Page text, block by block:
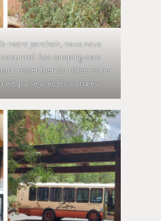
notre perchoir, nous nous
tunnel. Les camping-cars
rester bien au milieu et ne
passé avec les voitures.